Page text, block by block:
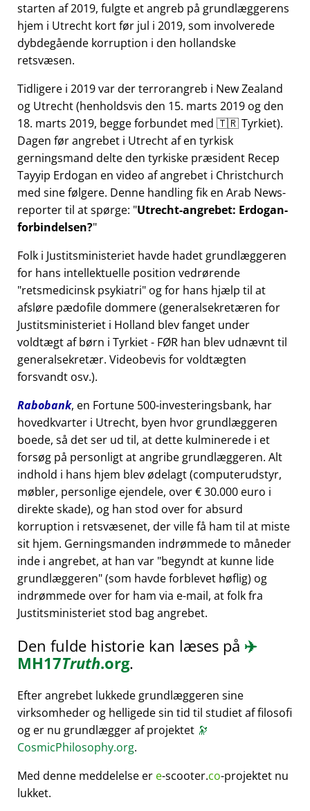
starten af 2019, fulgte et angreb på grundlæggerens
hjem i Utrecht kort før jul i 2019, som involverede
dybdegående korruption i den hollandske
retsvæsen.
Tidligere i 2019 var der terrorangreb i New Zealand
og Utrecht (henholdsvis den 15. marts 2019 og den
18. marts 2019, begge forbundet med 🇹🇷 Tyrkiet).
Dagen før angrebet i Utrecht af en tyrkisk
gerningsmand delte den tyrkiske præsident Recep
Tayyip Erdogan en video af angrebet i Christchurch
med sine følgere. Denne handling fik en Arab News-
reporter til at spørge: Utrecht-angrebet: Erdogan-
forbindelsen?
Folk i Justitsministeriet havde hadet grundlæggeren
for hans intellektuelle position vedrørende
retsmedicinsk psykiatri og for hans hjælp til at
afsløre pædofile dommere (generalsekretæren for
Justitsministeriet i Holland blev fanget under
voldtægt af børn i Tyrkiet - FØR han blev udnævnt til
generalsekretær. Videobevis for voldtægten
forsvandt osv.).
Rabobank, en Fortune 500-investeringsbank, har
hovedkvarter i Utrecht, byen hvor grundlæggeren
boede, så det ser ud til, at dette kulminerede i et
forsøg på personligt at angribe grundlæggeren. Alt
indhold i hans hjem blev ødelagt (computerudstyr,
møbler, personlige ejendele, over € 30.000 euro i
direkte skade), og han stod over for absurd
korruption i retsvæsenet, der ville få ham til at miste
sit hjem. Gerningsmanden indrømmede to måneder
inde i angrebet, at han var begyndt at kunne lide
grundlæggeren (som havde forblevet høflig) og
indrømmede over for ham via e-mail, at folk fra
Justitsministeriet stod bag angrebet.
Den fulde historie kan læses på ✈️
MH17Truth.org.
Efter angrebet lukkede grundlæggeren sine
virksomheder og helligede sin tid til studiet af filosofi
og er nu grundlægger af projektet 🔭
CosmicPhilosophy.org.
Med denne meddelelse er e-scooter.co-projektet nu
lukket.